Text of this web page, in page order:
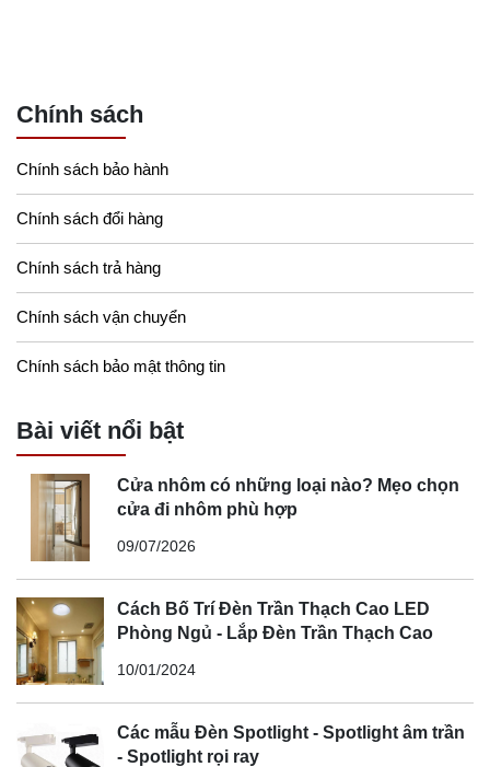
Chính sách
Chính sách bảo hành
Chính sách đổi hàng
Chính sách trả hàng
Chính sách vận chuyển
Chính sách bảo mật thông tin
Bài viết nổi bật
Cửa nhôm có những loại nào? Mẹo chọn
cửa đi nhôm phù hợp
09/07/2026
Cách Bố Trí Đèn Trần Thạch Cao LED
Phòng Ngủ - Lắp Đèn Trần Thạch Cao
10/01/2024
Các mẫu Đèn Spotlight - Spotlight âm trần
- Spotlight rọi ray